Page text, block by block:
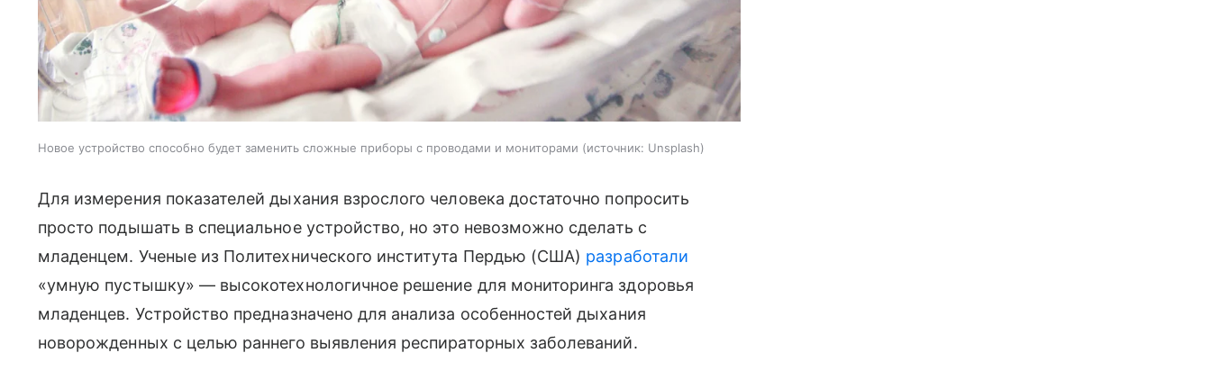
Новое устройство способно будет заменить сложные приборы с проводами и мониторами источник: Unsplash
Для измерения показателей дыхания взрослого человека достаточно попросить
просто подышать в специальное устройство, но это невозможно сделать с
младенцем. Ученые из Политехнического института Пердью (США) разработали
«умную пустышку» — высокотехнологичное решение для мониторинга здоровья
младенцев. Устройство предназначено для анализа особенностей дыхания
новорожденных с целью раннего выявления респираторных заболеваний.